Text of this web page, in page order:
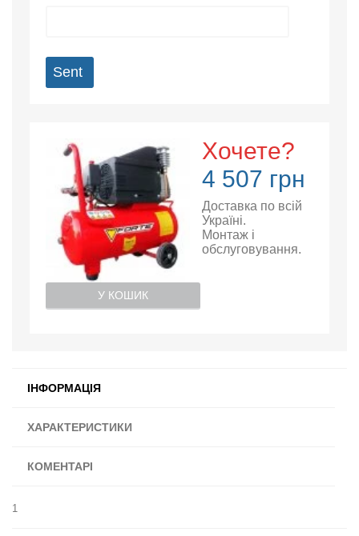
Sent
Хочете?
4 507 грн
Доставка по всій
Україні.
Монтаж і
обслуговування.
У КОШИК
ІНФОРМАЦІЯ
ХАРАКТЕРИСТИКИ
КОМЕНТАРІ
1